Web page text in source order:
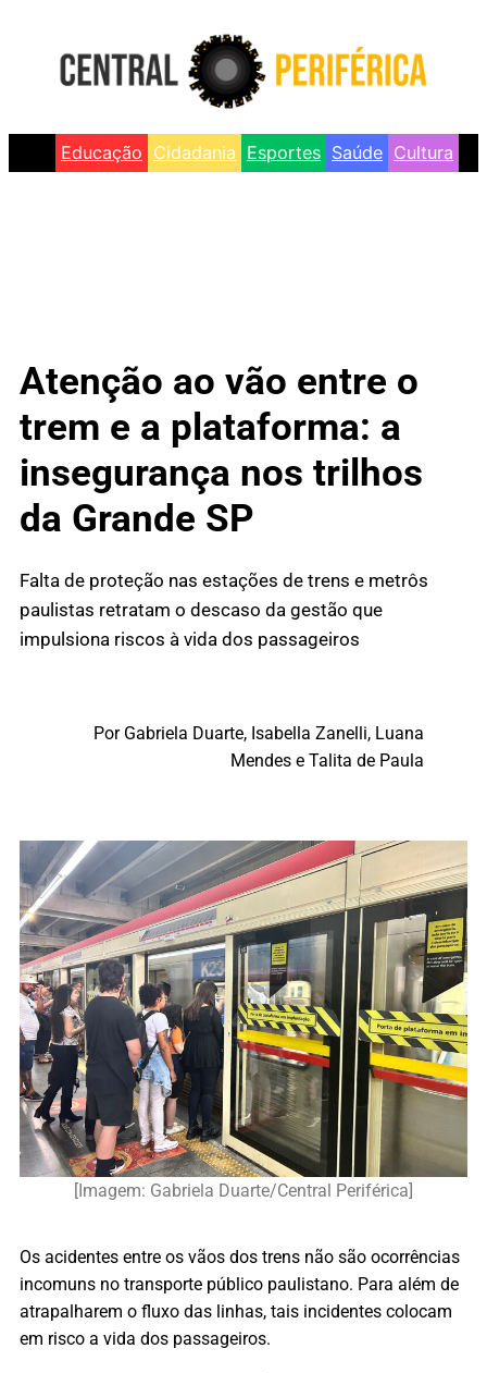
Educação Cidadania Esportes Saúde Cultura
Atenção ao vão entre o
trem e a plataforma: a
insegurança nos trilhos
da Grande SP
Falta de proteção nas estações de trens e metrôs
paulistas retratam o descaso da gestão que
impulsiona riscos à vida dos passageiros
Por Gabriela Duarte, Isabella Zanelli, Luana
Mendes e Talita de Paula
[Imagem: Gabriela Duarte/Central Periférica]
Os acidentes entre os vãos dos trens não são ocorrências
incomuns no transporte público paulistano. Para além de
atrapalharem o fluxo das linhas, tais incidentes colocam
em risco a vida dos passageiros.